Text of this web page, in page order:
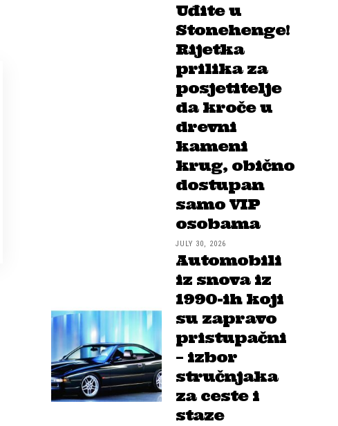
Uđite u
Stonehenge!
Rijetka
prilika za
posjetitelje
da kroče u
drevni
kameni
krug, obično
dostupan
samo VIP
osobama
JULY 30, 2026
Automobili
iz snova iz
1990-ih koji
su zapravo
pristupačni
– izbor
stručnjaka
za ceste i
staze